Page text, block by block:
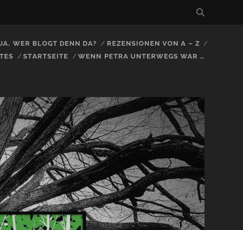
JA, WER BLOGT DENN DA?
REZENSIONEN VON A – Z
STARTSEITE WENN PETRA UNTERWEGS WAR …